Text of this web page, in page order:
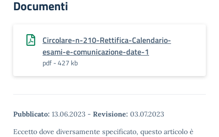
Documenti
Circolare-n-210-Rettifica-Calendario-
esami-e-comunicazione-date-1
pdf - 427 kb
Pubblicato: 13.06.2023 - Revisione: 03.07.2023
Eccetto dove diversamente specificato, questo articolo è